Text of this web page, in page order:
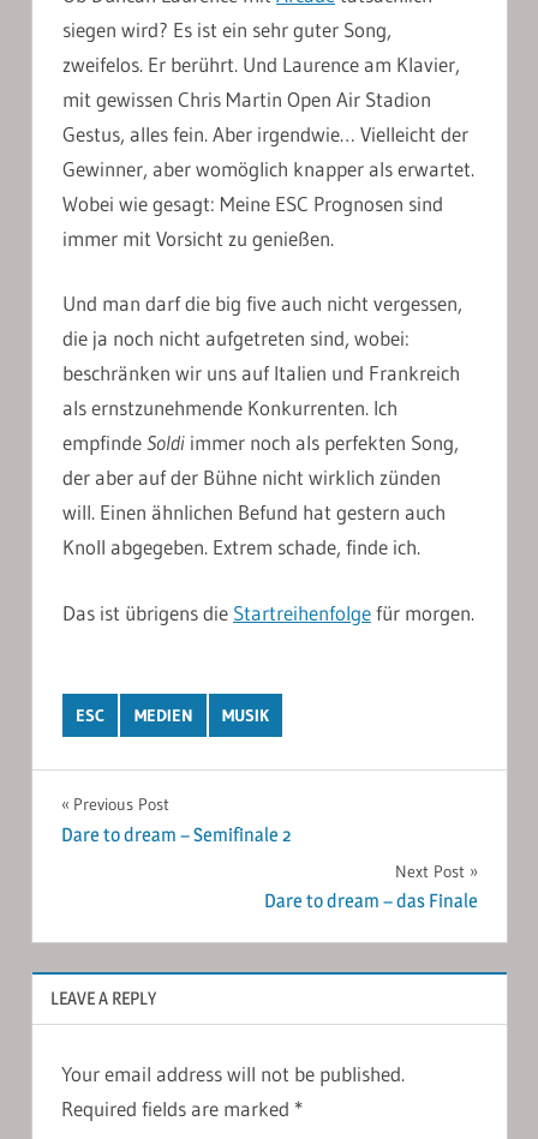
siegen wird? Es ist ein sehr guter Song,
zweifelos. Er berührt. Und Laurence am Klavier,
mit gewissen Chris Martin Open Air Stadion
Gestus, alles fein. Aber irgendwie… Vielleicht der
Gewinner, aber womöglich knapper als erwartet.
Wobei wie gesagt: Meine ESC Prognosen sind
immer mit Vorsicht zu genießen.
Und man darf die big five auch nicht vergessen,
die ja noch nicht aufgetreten sind, wobei:
beschränken wir uns auf Italien und Frankreich
als ernstzunehmende Konkurrenten. Ich
empfindeSoldi immer noch als perfekten Song,
der aber auf der Bühne nicht wirklich zünden
will. Einen ähnlichen Befund hat gestern auch
Knoll abgegeben. Extrem schade, finde ich.
Das ist übrigens die Startreihenfolgefür morgen.
ESC MEDIEN MUSIK
Post
Previous Post
Dare to dream – Semifinale 2
Next Post
Dare to dream – das Finale
LEAVE A REPLY
Your email address will not be published.
Required fields are marked *